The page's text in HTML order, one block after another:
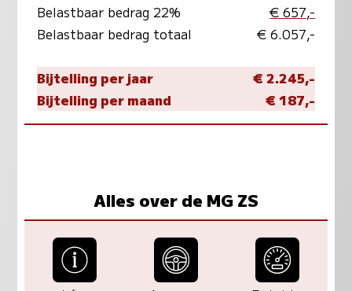
Belastbaar bedrag 22%
€ 657,-
Belastbaar bedrag totaal
€ 6.057,-
Bijtelling per jaar
€ 2.245,-
Bijtelling per maand
€ 187,-
Alles over de MG ZS